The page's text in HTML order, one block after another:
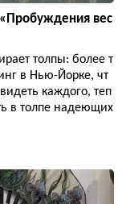
вес
толпы: более т
в Нью-Йорке, чт
каждого, теп
в толпе надеющих